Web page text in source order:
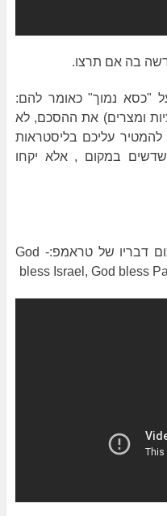
בה אם תרצו.
"כסא נמוך" כאומר להם:
ומצרים) את ההסכם, לא
עליכם בליסטראות
במקום , אלא יקחו
ואין יותר טוב מסיכום הטור בסיכום דבריו של טראמפ:- God
bless Israel, God bless